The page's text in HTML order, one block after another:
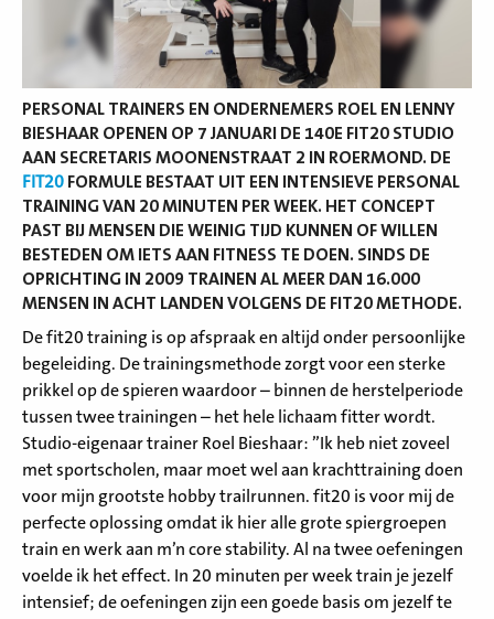
PERSONAL TRAINERS EN ONDERNEMERS ROEL EN LENNY
BIESHAAR OPENEN OP 7 JANUARI DE 140E FIT20 STUDIO
AAN SECRETARIS MOONENSTRAAT 2 IN ROERMOND. DE
FIT20 FORMULE BESTAAT UIT EEN INTENSIEVE PERSONAL
TRAINING VAN 20 MINUTEN PER WEEK. HET CONCEPT
PAST BIJ MENSEN DIE WEINIG TIJD KUNNEN OF WILLEN
BESTEDEN OM IETS AAN FITNESS TE DOEN. SINDS DE
OPRICHTING IN 2009 TRAINEN AL MEER DAN 16.000
MENSEN IN ACHT LANDEN VOLGENS DE FIT20 METHODE.
De fit20 training is op afspraak en altijd onder persoonlijke
begeleiding. De trainingsmethode zorgt voor een sterke
prikkel op de spieren waardoor – binnen de herstelperiode
tussen twee trainingen – het hele lichaam fitter wordt.
Studio-eigenaar trainer Roel Bieshaar: ”Ik heb niet zoveel
met sportscholen, maar moet wel aan krachttraining doen
voor mijn grootste hobby trailrunnen. fit20 is voor mij de
perfecte oplossing omdat ik hier alle grote spiergroepen
train en werk aan m’n core stability. Al na twee oefeningen
voelde ik het effect. In 20 minuten per week train je jezelf
intensief; de oefeningen zijn een goede basis om jezelf te